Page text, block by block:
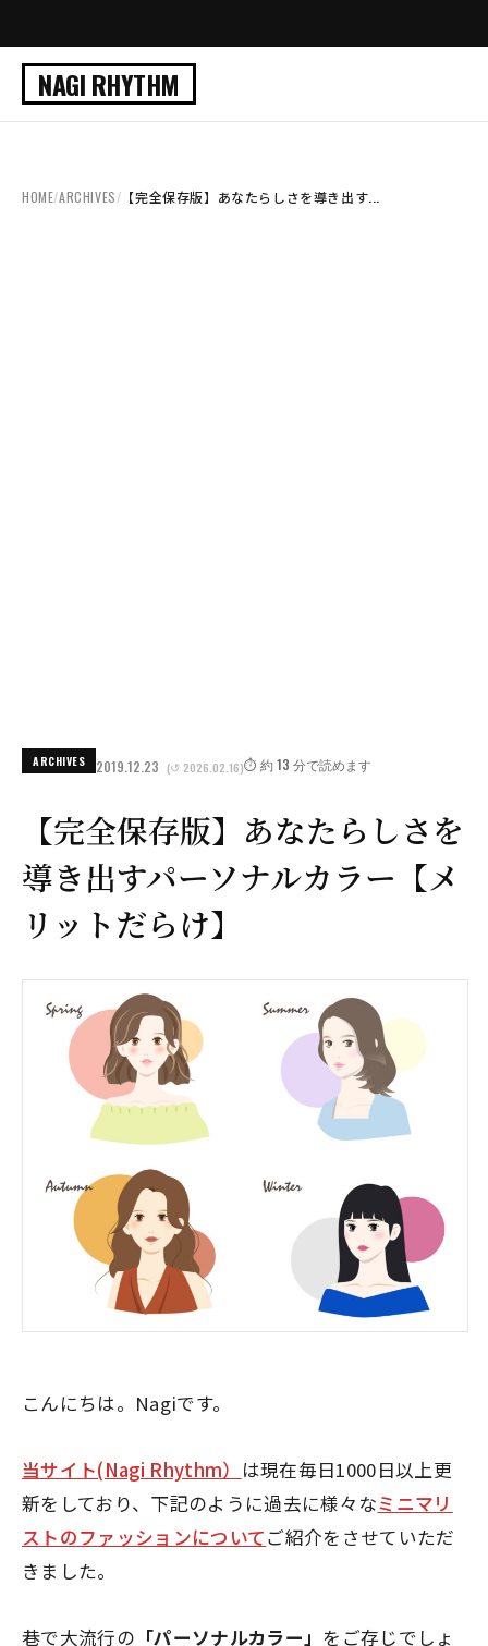
NAGI RHYTHM
HOME/ARCHIVES/ 【完全保存版】あなたらしさを導き出す...
ARCHIVES 2019.12.23 (↺ 2026.02.16)⏱️ 約 13 分で読めます
【完全保存版】あなたらしさを
導き出すパーソナルカラー【メ
リットだらけ】
こんにちは。Nagiです。
当サイト(Nagi Rhythm） は現在毎日1000日以上更
新をしており、下記のように過去に様々なミニマリ
ストのファッションについてご紹介をさせていただ
きました。
巷で大流行の 「パーソナルカラー」 をご存じでしょ